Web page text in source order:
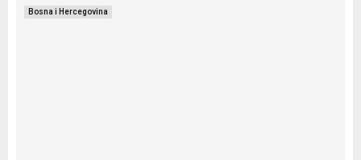
Bosna i Hercegovina